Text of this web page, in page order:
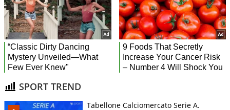
SPORT TREND
Tabellone Calciomercato Serie A.